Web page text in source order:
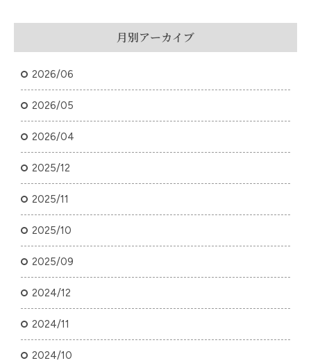
月別アーカイブ
2026/06
2026/05
2026/04
2025/12
2025/11
2025/10
2025/09
2024/12
2024/11
2024/10